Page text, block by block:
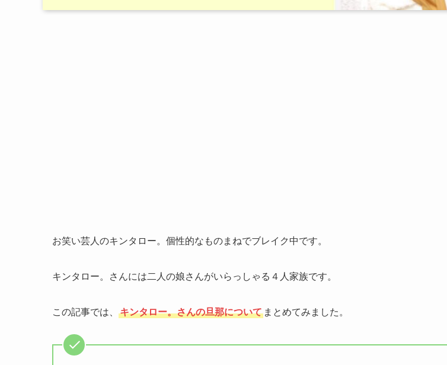
お笑い芸人のキンタロー。個性的なものまねでブレイク中です。
キンタロー。さんには二人の娘さんがいらっしゃる４人家族です。
この記事では、 キンタロー。さんの旦那について まとめてみました。